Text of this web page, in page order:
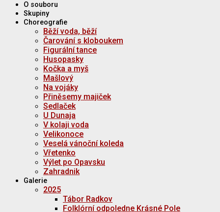
O souboru
Skupiny
Choreografie
Běží voda, běží
Čarování s kloboukem
Figurální tance
Husopasky
Kočka a myš
Mašlový
Na vojáky
Přiněsemy majiček
Sedlaček
U Dunaja
V kolaji voda
Velikonoce
Veselá vánoční koleda
Vřetenko
Výlet po Opavsku
Zahradnik
Galerie
2025
Tábor Radkov
Folklórní odpoledne Krásné Pole